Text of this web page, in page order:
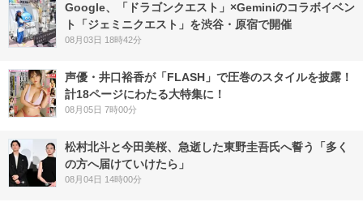
Google、「ドラゴンクエスト」×Geminiのコラボイベン
ト「ジェミニクエスト」を渋谷・原宿で開催
08月03日 18時42分
声優・井口裕香が「FLASH」で圧巻のスタイルを披露！
計18ページにわたる大特集に！
08月05日 7時00分
松村北斗と今田美桜、急逝した東野圭吾氏へ誓う「多く
の方へ届けていけたら」
08月04日 14時00分